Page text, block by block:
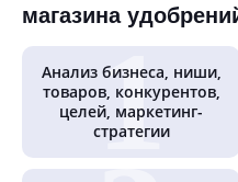
магазина
Анализ бизнеса, ниши,
товаров, конкурентов,
целей, маркетинг-
стратегии